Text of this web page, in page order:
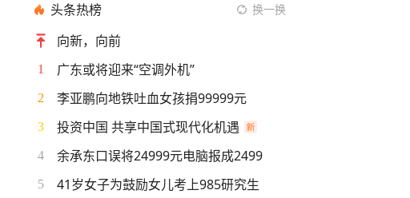
头条热榜 换一换
向新，向前
1 广东或将迎来“空调外机”
2 李亚鹏向地铁吐血女孩捐99999元
3 投资中国 共享中国式现代化机遇
4 余承东口误将24999元电脑报成2499
5 41岁女子为鼓励女儿考上985研究生